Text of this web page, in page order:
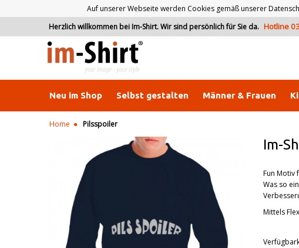
Auf unserer Webseite werden Cookies gemäß unserer
Herzlich willkommen bei Im-Shirt. Wir sind persönlich für Sie da. Hotline
Neu im Shop Selbst gestalten Männer & Frauen
Home Pilsspoiler
Im-
Fun Motiv
Was so
Mittels